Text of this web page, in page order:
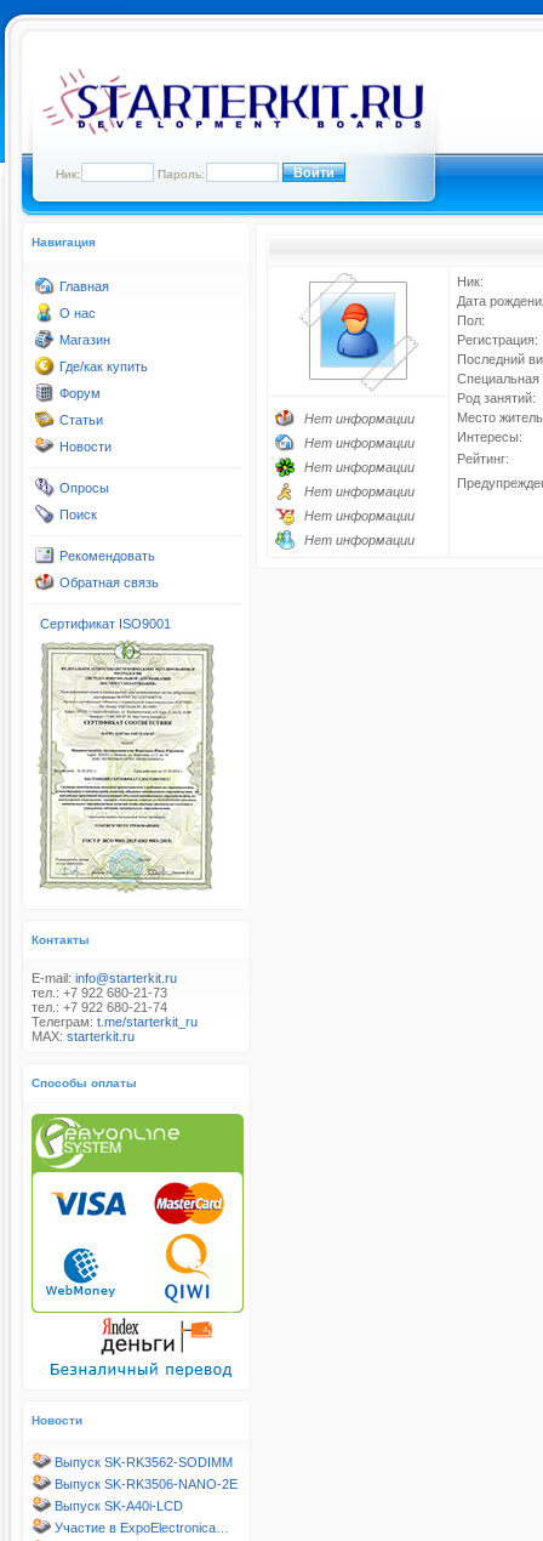
Ник: Пароль:
Навигация
Главная
О нас
Магазин
Где/как купить
Форум
Статьи
Новости
Опросы
Поиск
Рекомендовать
Обратная связь
Сертификат ISO9001
Контакты
E-mail: info@starterkit.ru
тел.: +7 922 680-21-73
тел.: +7 922 680-21-74
Телеграм: t.me/starterkit_ru
MAX: starterkit.ru
Способы оплаты
Новости
Выпуск SK-RK3562-SODIMM
Выпуск SK-RK3506-NANO-2E
Выпуск SK-A40i-LCD
Участие в ExpoElectronica…
Ник:
Дата
Пол:
Регистрация:
Последний
Специальная
Род занятий:
Место
Интересы:
Рейтинг:
Нет информации
Нет информации
Нет информации
Нет информации
Нет информации
Нет информации